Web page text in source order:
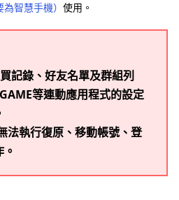
智慧手機） 使用。
記錄、好友名單及群組列
等連動應用程式的設定
法執行復原、移動帳號、登